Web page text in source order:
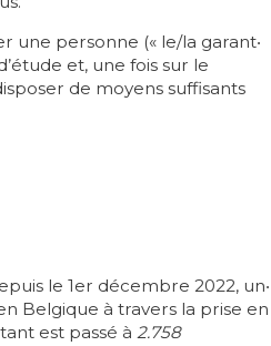
une personne (« le/la garant‧
et, une fois sur le
de moyens suffisants
le 1er décembre 2022, un‧
Belgique à travers la prise en
est passé à 2.758